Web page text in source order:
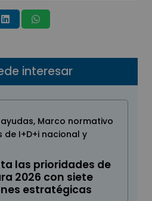
interesar
, Marco normativo
I+D+i nacional y
las prioridades de
2026 con siete
estratégicas